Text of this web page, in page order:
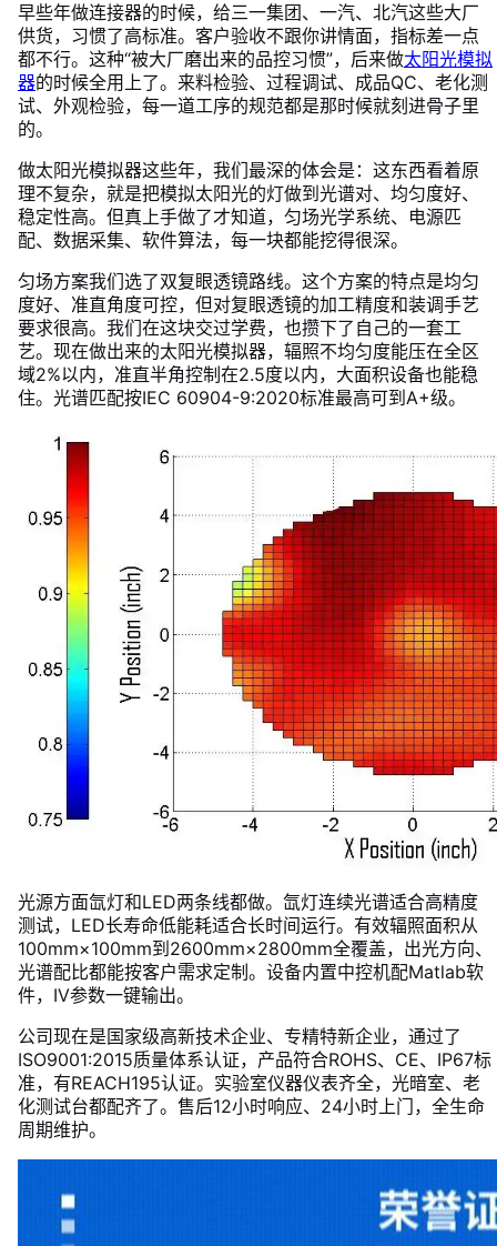
早些年做连接器的时候，给三一集团、一汽、北汽这些大厂
供货，习惯了高标准。客户验收不跟你讲情面，指标差一点
都不行。这种“被大厂磨出来的品控习惯”，后来做太阳光模拟
器的时候全用上了。来料检验、过程调试、成品QC、老化测
试、外观检验，每一道工序的规范都是那时候就刻进骨子里
的。
做太阳光模拟器这些年，我们最深的体会是：这东西看着原
理不复杂，就是把模拟太阳光的灯做到光谱对、均匀度好、
稳定性高。但真上手做了才知道，匀场光学系统、电源匹
配、数据采集、软件算法，每一块都能挖得很深。
匀场方案我们选了双复眼透镜路线。这个方案的特点是均匀
度好、准直角度可控，但对复眼透镜的加工精度和装调手艺
要求很高。我们在这块交过学费，也攒下了自己的一套工
艺。现在做出来的太阳光模拟器，辐照不均匀度能压在全区
域2%以内，准直半角控制在2.5度以内，大面积设备也能稳
住。光谱匹配按IEC 60904-9:2020标准最高可到A+级。
光源方面氙灯和LED两条线都做。氙灯连续光谱适合高精度
测试，LED长寿命低能耗适合长时间运行。有效辐照面积从
100mm×100mm到2600mm×2800mm全覆盖，出光方向、
光谱配比都能按客户需求定制。设备内置中控机配Matlab软
件，IV参数一键输出。
公司现在是国家级高新技术企业、专精特新企业，通过了
ISO9001:2015质量体系认证，产品符合ROHS、CE、IP67标
准，有REACH195认证。实验室仪器仪表齐全，光暗室、老
化测试台都配齐了。售后12小时响应、24小时上门，全生命
周期维护。